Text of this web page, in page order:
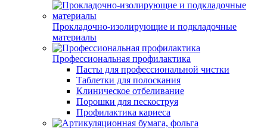
Прокладочно-изолирующие и подкладочные
материалы
Профессиональная профилактика
Пасты для профессиональной чистки
Таблетки для полоскания
Клиническое отбеливание
Порошки для пескоструя
Профилактика кариеса